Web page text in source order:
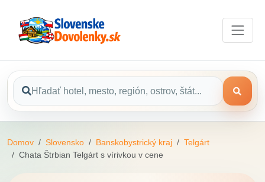
Domov Slovensko Banskobystrický kraj
Telgárt
Chata Štrbian Telgárt s vírivkou v cene